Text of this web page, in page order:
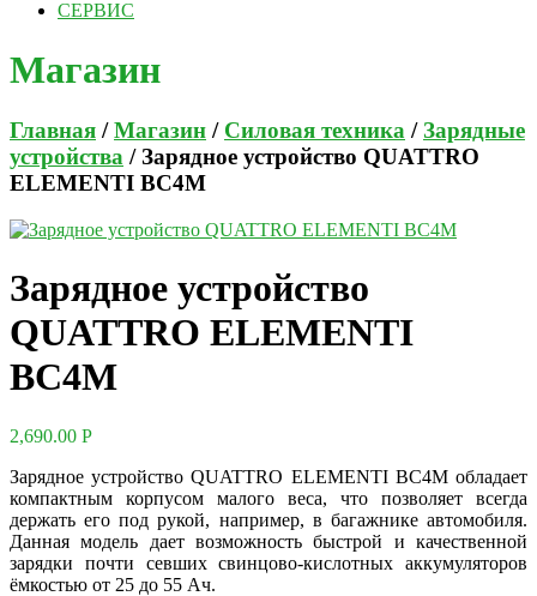
СЕРВИС
Магазин
Главная /Магазин / Силовая техника / Зарядные
устройства / Зарядное устройство QUATTRO
ELEMENTI BC4M
Зарядное устройство
QUATTRO ELEMENTI
BC4M
2,690.00 Р
Зарядное устройство QUATTRO ELEMENTI BC4M обладает
компактным корпусом малого веса, что позволяет всегда
держать его под рукой, например, в багажнике автомобиля.
Данная модель дает возможность быстрой и качественной
зарядки почти севших свинцово-кислотных аккумуляторов
ёмкостью от 25 до 55 Ач.